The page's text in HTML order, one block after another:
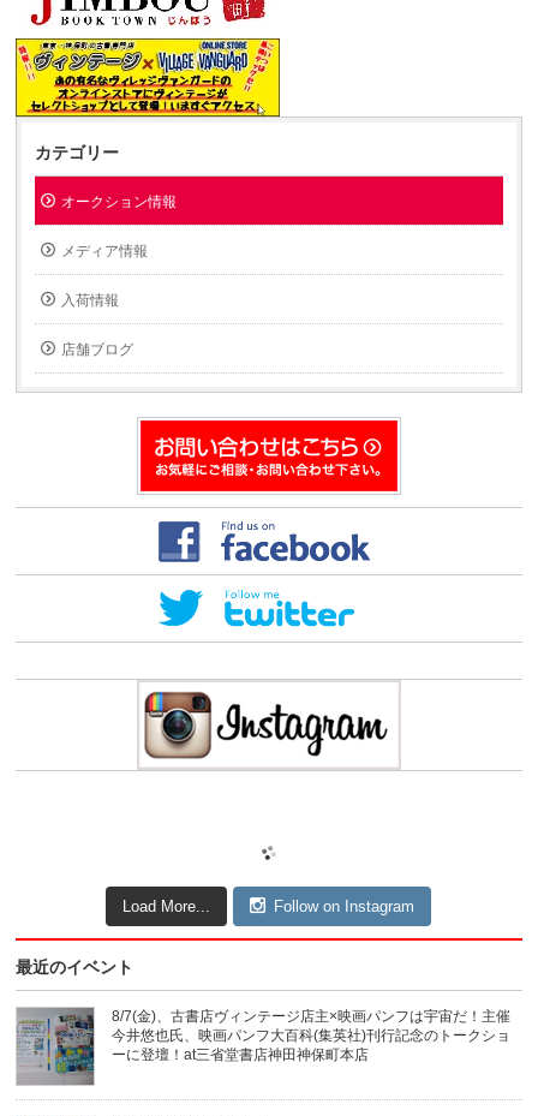
カテゴリー
オークション情報
メディア情報
入荷情報
店舗ブログ
Load More... Follow on Instagram
最近のイベント
8/7(金)、古書店ヴィンテージ店主×映画パンフは宇宙だ！主催
今井悠也氏、映画パンフ大百科(集英社)刊行記念のトークショ
ーに登壇！at三省堂書店神田神保町本店